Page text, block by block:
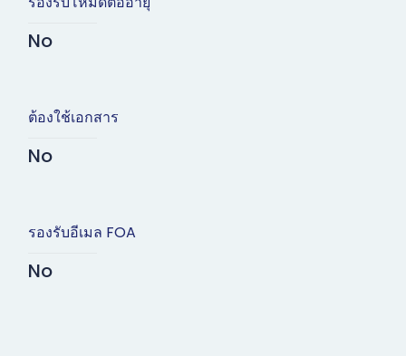
No
ต้องใช้เอกสาร
No
รองรับอีเมล FOA
No